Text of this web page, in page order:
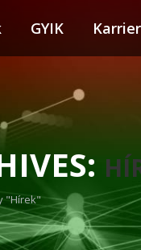
GYIK Karrier
"Hírek"
GYIK